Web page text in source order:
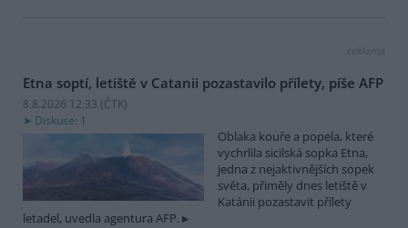
reklama
Etna soptí, letiště v Catanii pozastavilo přílety, píše AFP
8.8.2026 12:33 (ČTK)
Diskuse: 1
Oblaka kouře a popela, které
vychrlila sicilská sopka Etna,
jedna z nejaktivnějších sopek
světa, přiměly dnes letiště v
Katánii pozastavit přílety
letadel, uvedla agentura AFP.